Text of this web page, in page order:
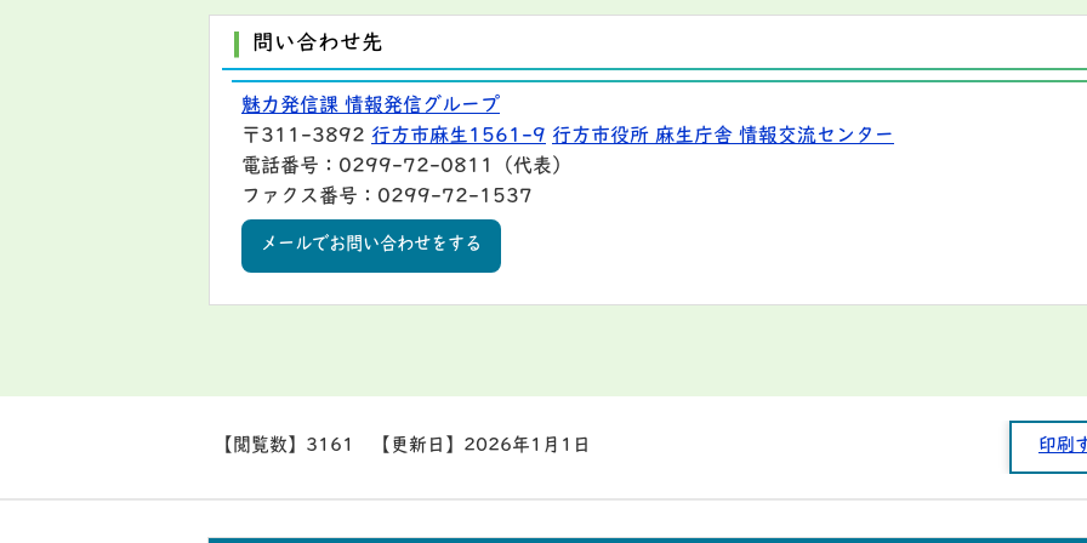
問い合わせ先
魅力発信課 情報発信グループ
〒311-3892 行方市麻生1561-9 行方市役所 麻生庁舎 情報交流センター
電話番号：0299-72-0811（代表）
ファクス番号：0299-72-1537
メールでお問い合わせをする
【閲覧数】 3161 【更新日】 2026年1月1日 印刷